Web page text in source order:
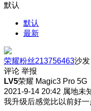
默认
默认
最新
荣耀粉丝213756463沙发
评论 举报
LV5荣耀 Magic3 Pro 5G
2021-9-14 20:42 属地未
我升级后感觉比以前好一